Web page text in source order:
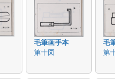
毛筆画手本
第十図
毛
第